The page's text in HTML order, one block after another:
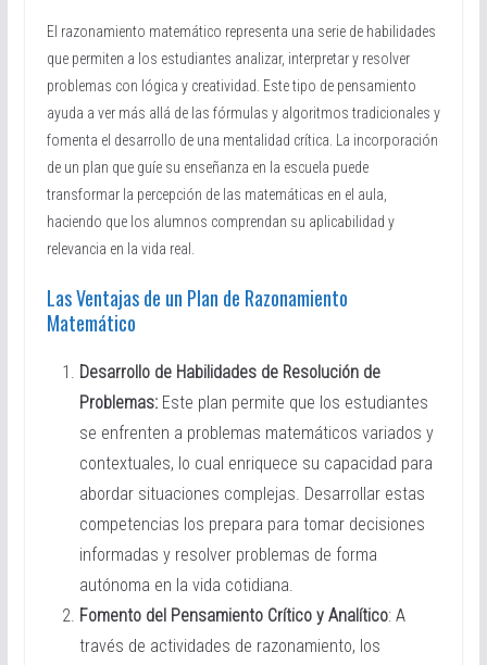
El razonamiento matemático representa una serie de habilidades
que permiten a los estudiantes analizar, interpretar y resolver
problemas con lógica y creatividad. Este tipo de pensamiento
ayuda a ver más allá de las fórmulas y algoritmos tradicionales y
fomenta el desarrollo de una mentalidad crítica. La incorporación
de un plan que guíe su enseñanza en la escuela puede
transformar la percepción de las matemáticas en el aula,
haciendo que los alumnos comprendan su aplicabilidad y
relevancia en la vida real.
Las Ventajas de un Plan de Razonamiento
Matemático
Desarrollo de Habilidades de Resolución de
Problemas:Este plan permite que los estudiantes
se enfrenten a problemas matemáticos variados y
contextuales, lo cual enriquece su capacidad para
abordar situaciones complejas. Desarrollar estas
competencias los prepara para tomar decisiones
informadas y resolver problemas de forma
autónoma en la vida cotidiana.
Fomento del Pensamiento Crítico y Analítico: A
través de actividades de razonamiento, los